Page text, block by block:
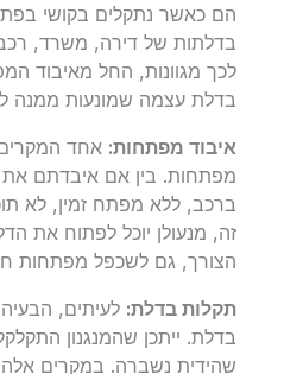
הם כאשר נתקלים בקושי בפתיחת
בדלתות של דירה, משרד, רכב או
לכך מגוונות, החל מאיבוד
בדלת עצמה שמונעות ממנה
איבוד מפתחות:אחד המקרים
מפתחות. בין אם איבדתם את
ברכב, ללא מפתח זמין, לא תוכלו
זה, מנעולן יוכל לפתוח את הדלת
הצורך, גם לשכפל מפתחות
תקלות בדלת:לעיתים, הבעיה
בדלת. ייתכן שהמנגנון התקלקל,
שהידית נשברה. במקרים אלה,